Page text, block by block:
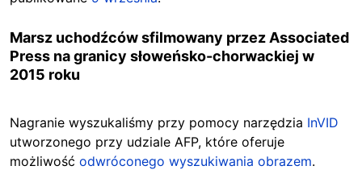
Marsz uchodźców sfilmowany przez Associated
Press na granicy słoweńsko-chorwackiej w
2015 roku
Nagranie wyszukaliśmy przy pomocy narzędzia InVID
utworzonego przy udziale AFP, które oferuje
możliwość odwróconego wyszukiwania obrazem.